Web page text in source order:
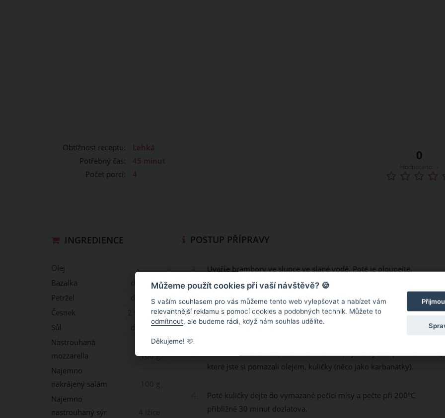
0
Hodnoceno: -
Obtížnost receptu:
Lehká
Potřebný čas:
45 minut
Počet porcí:
4
INGREDIENCE
Olej
Bazalka
dle chuti
Petržel
dle chuti
Česnek
2 stroužky
Sůl
dle chuti
Nastrouhaná
mozzarella
100 g
Najemno
nakrájený salám
Najemno
nastrouhaný sýr
POSTUP PŘÍPRAVY
1.
Uvařte brambory ve slupce ve slané vodě. Poté je oloupejte,
rozmačkejte a vyčkejte, dokud nevychladnou.
2.
Přidejte k nim salám, sýry, rozmačkaný česnek, vejce, petrželku i
bazalku.
3.
V tuto chvíli ze směsi, která vám vznikla, vytvarujte za pomoci rukou,
které jste si pomazali olejem, kuličky (něco jako karbanátky).
Poté kuličky dejte do vymazané pečicí mísy a pečte při 200°C
přibližně 30 minut dozlatova.
Můžeme použít cookies při vaší návštěvě? 🍪
S vaším souhlasem pro vás můžeme tento web vylepšovat a nabízet vám
relevantnější reklamu s pomocí cookies a podobných technik. Můžete to
odmítnout, ale budeme rádi, když nám souhlas udělíte.
Děkujeme! 🩷